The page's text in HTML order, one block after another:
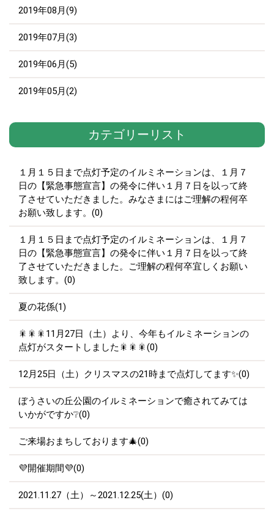
2019年08月(9)
2019年07月(3)
2019年06月(5)
2019年05月(2)
カテゴリーリスト
１月１５日まで点灯予定のイルミネーションは、１月７
日の【緊急事態宣言】の発令に伴い１月７日を以って終
了させていただきました。みなさまにはご理解の程何卒
お願い致します。(0)
１月１５日まで点灯予定のイルミネーションは、１月７
日の【緊急事態宣言】の発令に伴い１月７日を以って終
了させていただきました。ご理解の程何卒宜しくお願い
致します。(0)
夏の花係(1)
🎇🎇🎇11月27日（土）より、今年もイルミネーションの
点灯がスタートしました🎇🎇🎇(0)
12月25日（土）クリスマスの21時まで点灯してます✨(0)
ぼうさいの丘公園のイルミネーションで癒されてみては
いかがですか❔(0)
ご来場おまちしております🎄(0)
💜開催期間💜(0)
2021.11.27（土）～2021.12.25(土）(0)